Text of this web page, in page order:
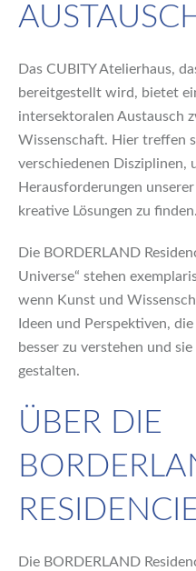
Das CUBITY Atelierhaus,
bereitgestellt wird, bietet
intersektoralen Austausch
Wissenschaft. Hier treffen
verschiedenen Disziplinen,
Herausforderungen
kreative Lösungen zu finden.
Die BORDERLAND
Universe“ stehen
wenn Kunst und
Ideen und Perspektiven,
besser zu verstehen und
gestalten.
ÜBER DIE
Die BORDERLAND